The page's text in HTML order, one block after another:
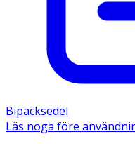
Bipacksedel
Läs noga före